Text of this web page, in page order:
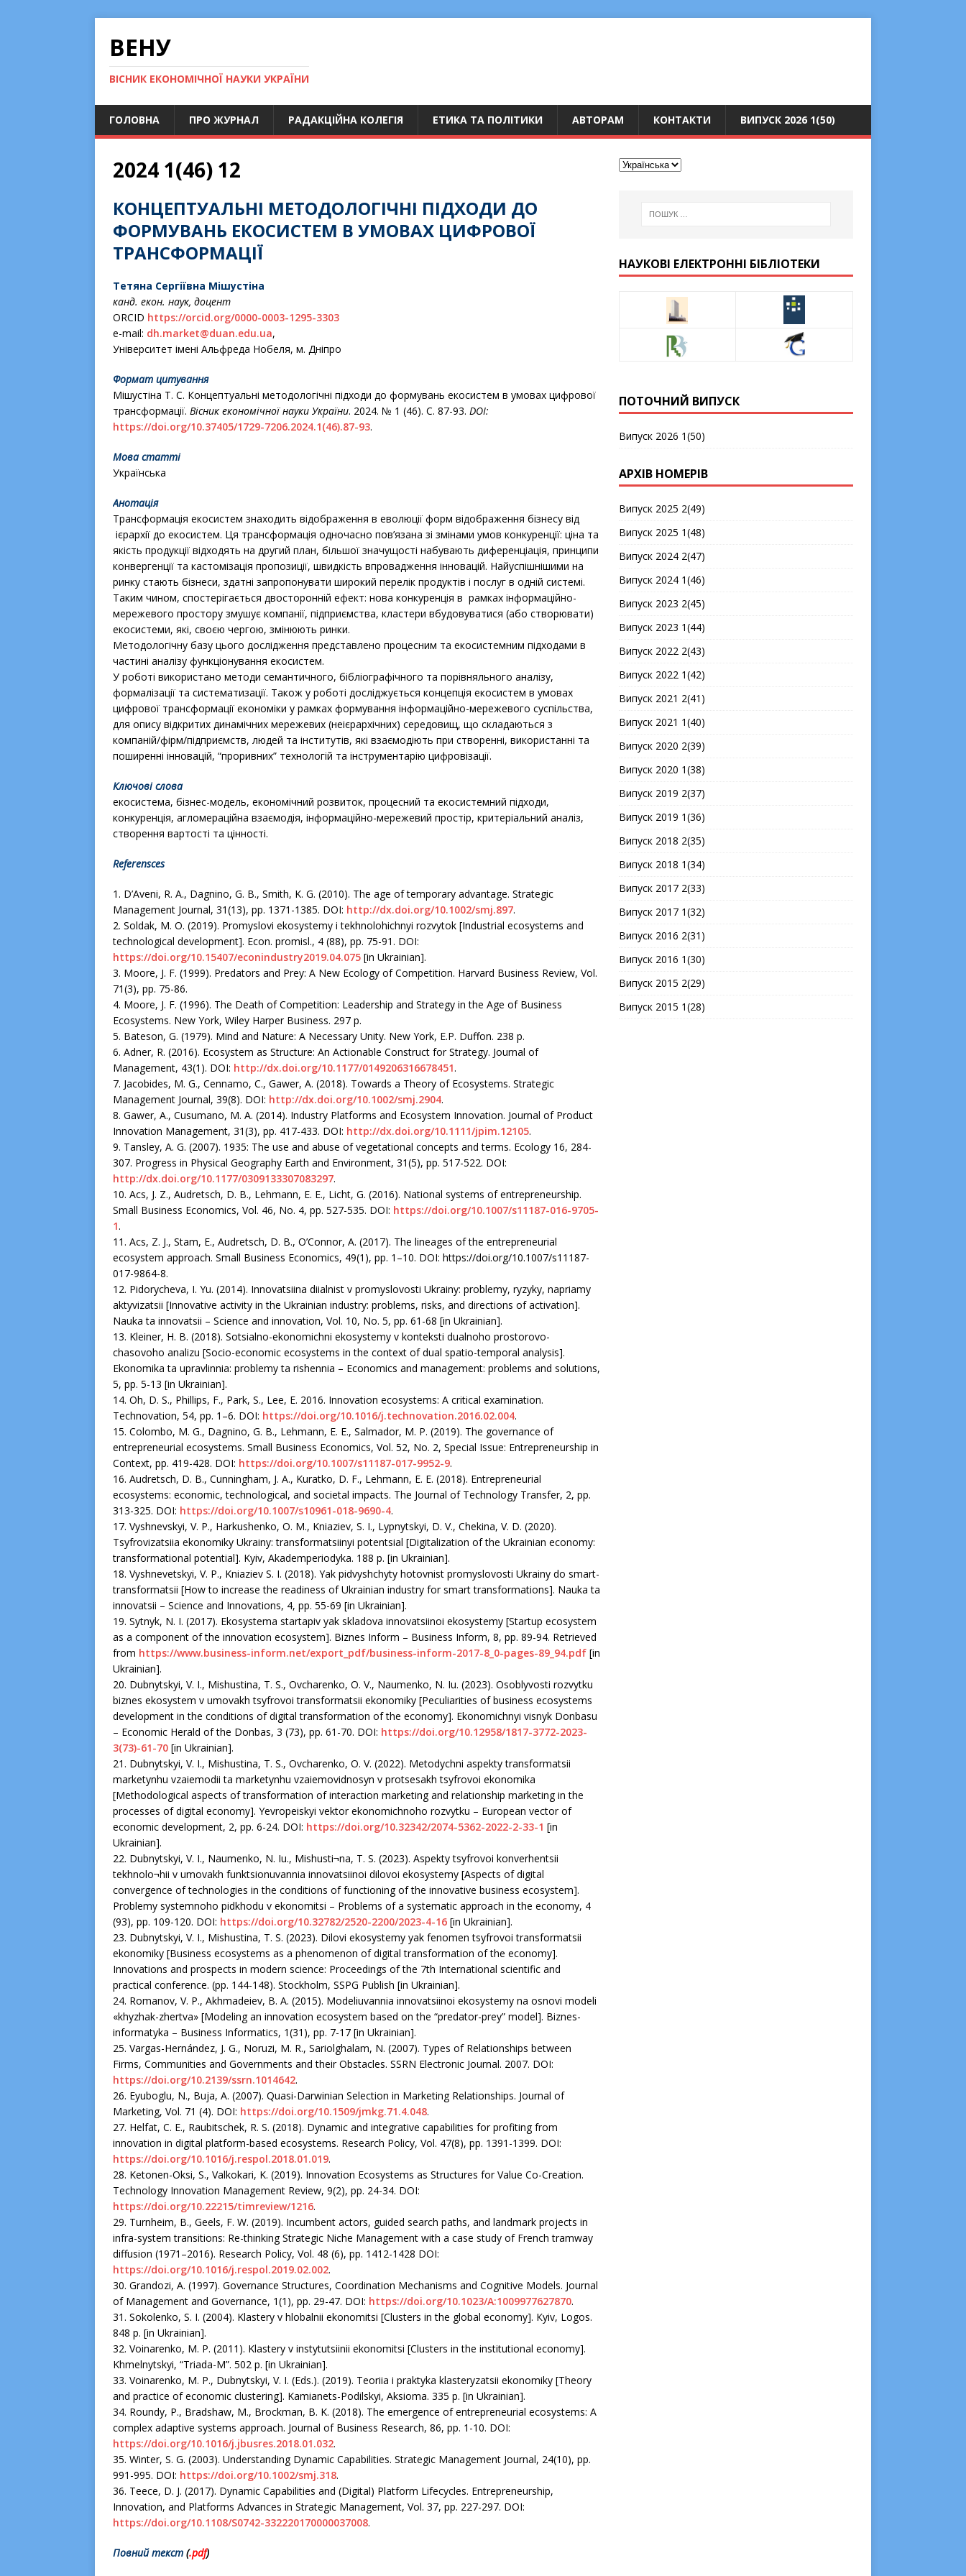
ВЕНУ
ВІСНИК ЕКОНОМІЧНОЇ НАУКИ УКРАЇНИ
ГОЛОВНА ПРО ЖУРНАЛ РАДАКЦІЙНА КОЛЕГІЯ ЕТИКА ТА ПОЛІТИКИ АВТОРАМ КОНТАКТИ ВИПУСК 2026 1(50)
2024 1(46) 12
КОНЦЕПТУАЛЬНІ МЕТОДОЛОГІЧНІ ПІДХОДИ ДО
ФОРМУВАНЬ ЕКОСИСТЕМ В УМОВАХ ЦИФРОВОЇ
ТРАНСФОРМАЦІЇ
Тетяна Сергіївна Мішустіна
канд. екон. наук, доцент
ORCІD https://orcid.org/0000-0003-1295-3303
e-mail: dh.market@duan.edu.ua,
Університет імені Альфреда Нобеля, м. Дніпро
Формат цитування
Мішустіна Т. С. Концептуальні методологічні підходи до формувань екосистем в умовах цифрової
трансформації. Вісник економічної науки України. 2024. № 1 (46). С. 87-93. DOI:
https://doi.org/10.37405/1729-7206.2024.1(46).87-93.
Мова статті
Українська
Анотація
Трансформація екосистем знаходить відображення в еволюції форм відображення бізнесу від
ієрархії до екосистем. Ця трансформація одночасно пов’язана зі змінами умов конкуренції: ціна та
якість продукції відходять на другий план, більшої значущості набувають диференціація, принципи
конвергенції та кастомізація пропозиції, швидкість впровадження інновацій. Найуспішнішими на
ринку стають бізнеси, здатні запропонувати широкий перелік продуктів і послуг в одній системі.
Таким чином, спостерігається двосторонній ефект: нова конкуренція в рамках інформаційно-
мережевого простору змушує компанії, підприємства, кластери вбудовуватися (або створювати)
екосистеми, які, своєю чергою, змінюють ринки.
Методологічну базу цього дослідження представлено процесним та екосистемним підходами в
частині аналізу функціонування екосистем.
У роботі використано методи семантичного, бібліографічного та порівняльного аналізу,
формалізації та систематизації. Також у роботі досліджується концепція екосистем в умовах
цифрової трансформації економіки у рамках формування інформаційно-мережевого суспільства,
для опису відкритих динамічних мережевих (неієрархічних) середовищ, що складаються з
компаній/фірм/підприємств, людей та інститутів, які взаємодіють при створенні, використанні та
поширенні інновацій, “проривних” технологій та інструментарію цифровізації.
Ключові слова
екосистема, бізнес-модель, економічний розвиток, процесний та екосистемний підходи,
конкуренція, агломераційна взаємодія, інформаційно-мережевий простір, критеріальний аналіз,
створення вартості та цінності.
Referensces
1. D’Aveni, R. A., Dagnino, G. B., Smith, K. G. (2010). The age of temporary advantage. Strategic
Management Journal, 31(13), рр. 1371-1385. DOI: http://dx.doi.org/10.1002/smj.897.
2. Soldak, M. O. (2019). Promyslovi ekosystemy i tekhnolohichnyi rozvytok [Industrial ecosystems and
technological development]. Econ. promisl., 4 (88), рр. 75-91. DOI:
https://doi.org/10.15407/econindustry2019.04.075 [in Ukrainian].
3. Moore, J. F. (1999). Predators and Prey: A New Ecology of Competition. Harvard Business Review, Vol.
71(3), pp. 75-86.
4. Moore, J. F. (1996). The Death of Competition: Leadership and Strategy in the Age of Business
Ecosystems. New York, Wiley Harper Business. 297 p.
5. Bateson, G. (1979). Mind and Nature: A Necessary Unity. New York, E.P. Duffon. 238 p.
6. Adner, R. (2016). Ecosystem as Structure: An Actionable Construct for Strategy. Journal of
Management, 43(1). DOI: http://dx.doi.org/10.1177/0149206316678451.
7. Jacobides, M. G., Cennamo, C., Gawer, А. (2018). Towards a Theory of Ecosystems. Strategic
Management Journal, 39(8). DOI: http://dx.doi.org/10.1002/smj.2904.
8. Gawer, A., Cusumano, M. A. (2014). Industry Platforms and Ecosystem Innovation. Journal of Product
Innovation Management, 31(3), pp. 417-433.‎ DOI: http://dx.doi.org/10.1111/jpim.12105.
9. Tansley, A. G. (2007). 1935: The use and abuse of vegetational concepts and terms. Ecology 16, 284-
307. Progress in Physical Geography Earth and Environment, 31(5), pp. 517-522. DOI:
http://dx.doi.org/10.1177/0309133307083297.
10. Acs, J. Z., Audretsch, D. B., Lehmann, E. E., Licht, G. (2016). National systems of entrepreneurship.
Small Business Economics, Vol. 46, No. 4, pp. 527-535. DOI: https://doi.org/10.1007/s11187-016-9705-
1.
11. Acs, Z. J., Stam, E., Audretsch, D. B., O’Connor, A. (2017). The lineages of the entrepreneurial
ecosystem approach. Small Business Economics, 49(1), рр. 1–10. DOI: https://doi.org/10.1007/s11187-
017-9864-8.
12. Pidorycheva, I. Yu. (2014). Innovatsiina diialnist v promyslovosti Ukrainy: problemy, ryzyky, napriamy
aktyvizatsii [Innovative activity in the Ukrainian industry: problems, risks, and directions of activation].
Nauka ta innovatsii – Science and innovation, Vol. 10, No. 5, рр. 61-68 [in Ukrainian].
13. Kleiner, H. B. (2018). Sotsialno-ekonomichni ekosystemy v konteksti dualnoho prostorovo-
chasovoho analizu [Socio-economic ecosystems in the context of dual spatio-temporal analysis].
Ekonomika ta upravlinnia: problemy ta rishennia – Economics and management: problems and solutions,
5, рр. 5-13 [in Ukrainian].
14. Oh, D. S., Phillips, F., Park, S., Lee, E. 2016. Innovation ecosystems: A critical examination.
Technovation, 54, рр. 1–6. DOI: https://doi.org/10.1016/j.technovation.2016.02.004.
15. Colombo, M. G., Dagnino, G. B., Lehmann, E. E., Salmador, M. P. (2019). The governance of
entrepreneurial ecosystems. Small Business Economics, Vol. 52, No. 2, Special Issue: Entrepreneurship in
Context, рр. 419-428. DOI: https://doi.org/10.1007/s11187-017-9952-9.
16. Audretsch, D. B., Cunningham, J. A., Kuratko, D. F., Lehmann, E. E. (2018). Entrepreneurial
ecosystems: economic, technological, and societal impacts. The Journal of Technology Transfer, 2, рр.
313-325. DOI: https://doi.org/10.1007/s10961-018-9690-4.
17. Vyshnevskyi, V. P., Harkushenko, O. M., Kniaziev, S. I., Lypnytskyi, D. V., Chekina, V. D. (2020).
Tsyfrovizatsiia ekonomiky Ukrainy: transformatsiinyi potentsial [Digitalization of the Ukrainian economy:
transformational potential]. Kyiv, Akademperiodyka. 188 p. [in Ukrainian].
18. Vyshnevetskyi, V. P., Kniazіеv S. I. (2018). Yak pidvyshchyty hotovnist promyslovosti Ukrainy do smart-
transformatsii [How to increase the readiness of Ukrainian industry for smart transformations]. Nauka ta
innovatsii – Science and Innovations, 4, рр. 55-69 [in Ukrainian].
19. Sytnyk, N. I. (2017). Ekosystema startapiv yak skladova innovatsiinoi ekosystemy [Startup ecosystem
as a component of the innovation ecosystem]. Biznes Inform – Business Inform, 8, рр. 89-94. Retrieved
from https://www.business-inform.net/export_pdf/business-inform-2017-8_0-pages-89_94.pdf [in
Ukrainian].
20. Dubnytskyi, V. I., Mishustina, T. S., Ovcharenko, O. V., Naumenko, N. Iu. (2023). Osoblyvosti rozvytku
biznes ekosystem v umovakh tsyfrovoi transformatsii ekonomiky [Peculiarities of business ecosystems
development in the conditions of digital transformation of the economy]. Ekonomichnyi visnyk Donbasu
– Economic Herald of the Donbas, 3 (73), рр. 61-70. DOI: https://doi.org/10.12958/1817-3772-2023-
3(73)-61-70 [in Ukrainian].
21. Dubnytskyi, V. I., Mishustina, T. S., Ovcharenko, O. V. (2022). Metodychni aspekty transformatsii
marketynhu vzaiemodii ta marketynhu vzaiemovidnosyn v protsesakh tsyfrovoi ekonomika
[Methodological aspects of transformation of interaction marketing and relationship marketing in the
processes of digital economy]. Yevropeiskyi vektor ekonomichnoho rozvytku – European vector of
economic development, 2, рр. 6-24. DOI: https://doi.org/10.32342/2074-5362-2022-2-33-1 [in
Ukrainian].
22. Dubnytskyi, V. I., Naumenko, N. Iu., Mishusti¬na, T. S. (2023). Aspekty tsyfrovoi konverhentsii
tekhnolo¬hii v umovakh funktsionuvannia innovatsiinoi dilovoi ekosystemy [Aspects of digital
convergence of technologies in the conditions of functioning of the innovative business ecosystem].
Problemy systemnoho pidkhodu v ekonomitsi – Problems of a systematic approach in the economy, 4
(93), рр. 109-120. DOI: https://doi.org/10.32782/2520-2200/2023-4-16 [in Ukrainian].
23. Dubnytskyi, V. I., Mishustina, T. S. (2023). Dilovi ekosystemy yak fenomen tsyfrovoi transformatsii
ekonomiky [Business ecosystems as a phenomenon of digital transformation of the economy].
Innovations and prospects in modern science: Proceedings of the 7th International scientific and
practical conference. (pp. 144-148). Stockholm, SSPG Publish [in Ukrainian].
24. Romanov, V. P., Akhmadeiev, B. A. (2015). Modeliuvannia innovatsiinoi ekosystemy na osnovi modeli
«khyzhak-zhertva» [Modeling an innovation ecosystem based on the “predator-prey” model]. Biznes-
informatyka – Business Informatics, 1(31), pp. 7-17 [in Ukrainian].
25. Vargas-Hernández, J. G., Noruzi, M. R., Sariolghalam, N. (2007). Types of Relationships between
Firms, Communities and Governments and their Obstacles. SSRN Electronic Journal. 2007. DOI:
https://doi.org/10.2139/ssrn.1014642.
26. Eyuboglu, N., Buja, A. (2007). Quasi-Darwinian Selection in Marketing Relationships. Journal of
Marketing, Vol. 71 (4). DOI: https://doi.org/10.1509/jmkg.71.4.048.
27. Helfat, C. E., Raubitschek, R. S. (2018). Dynamic and integrative capabilities for profiting from
innovation in digital platform-based ecosystems. Research Policy, Vol. 47(8), рр. 1391-1399. DOI:
https://doi.org/10.1016/j.respol.2018.01.019.
28. Ketonen-Oksi, S., Valkokari, K. (2019). Innovation Ecosystems as Structures for Value Co-Creation.
Technology Innovation Management Review, 9(2), рр. 24-34. DOI:
https://doi.org/10.22215/timreview/1216.
29. Turnheim, B., Geels, F. W. (2019). Incumbent actors, guided search paths, and landmark projects in
infra-system transitions: Re-thinking Strategic Niche Management with a case study of French tramway
diffusion (1971–2016). Research Policy, Vol. 48 (6), рр. 1412-1428 DOI:
https://doi.org/10.1016/j.respol.2019.02.002.
30. Grandozi, A. (1997). Governance Structures, Coordination Mechanisms and Cognitive Models. Journal
of Management and Governance, 1(1), рр. 29-47. DOI: https://doi.org/10.1023/A:1009977627870.
31. Sokolenko, S. I. (2004). Klastery v hlobalnii ekonomitsi [Clusters in the global economy]. Кyiv, Logos.
848 p. [in Ukrainian].
32. Voinarenko, M. P. (2011). Klastery v instytutsiinii ekonomitsi [Clusters in the institutional economy].
Khmelnytskyi, “Triada-M”. 502 p. [in Ukrainian].
33. Voinarenkо, M. P., Dubnytskyi, V. I. (Eds.). (2019). Teoriia i praktyka klasteryzatsii ekonomiky [Theory
and practice of economic clustering]. Kamianets-Podilskyi, Aksioma. 335 p. [in Ukrainian].
34. Roundy, P., Bradshaw, M., Brockman, B. K. (2018). The emergence of entrepreneurial ecosystems: A
complex adaptive systems approach. Journal of Business Research, 86, pp. 1-10. DOI:
https://doi.org/10.1016/j.jbusres.2018.01.032.
35. Winter, S. G. (2003). Understanding Dynamic Capabilities. Strategic Management Journal, 24(10), рр.
991-995. DOI: https://doi.org/10.1002/smj.318.
36. Teece, D. J. (2017). Dynamic Capabilities and (Digital) Platform Lifecycles. Entrepreneurship,
Innovation, and Platforms Advances in Strategic Management, Vol. 37, рр. 227-297. DOI:
https://doi.org/10.1108/S0742-332220170000037008.
Повний текст (.pdf)
НАУКОВІ ЕЛЕКТРОННІ БІБЛІОТЕКИ
ПОТОЧНИЙ ВИПУСК
Випуск 2026 1(50)
АРХІВ НОМЕРІВ
Випуск 2025 2(49)
Випуск 2025 1(48)
Випуск 2024 2(47)
Випуск 2024 1(46)
Випуск 2023 2(45)
Випуск 2023 1(44)
Випуск 2022 2(43)
Випуск 2022 1(42)
Випуск 2021 2(41)
Випуск 2021 1(40)
Випуск 2020 2(39)
Випуск 2020 1(38)
Випуск 2019 2(37)
Випуск 2019 1(36)
Випуск 2018 2(35)
Випуск 2018 1(34)
Випуск 2017 2(33)
Випуск 2017 1(32)
Випуск 2016 2(31)
Випуск 2016 1(30)
Випуск 2015 2(29)
Випуск 2015 1(28)